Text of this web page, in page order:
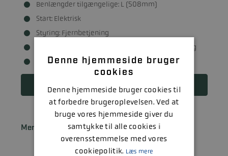
Benlængder tilgængelige: L (508mm)
Start: Elektrisk
Styring: Fjernbetjening
Brændstofsystem: Elektronisk benzinindsprøjtning
Trimindstillinger: Powertrim
Læs mere
Mercury S 40 ELPT / EXLPT SeaPro
Denne hjemmeside bruger
cookies
Denne hjemmeside bruger cookies til
at forbedre brugeroplevelsen. Ved at
bruge vores hjemmeside giver du
samtykke til alle cookies i
overensstemmelse med vores
cookiepolitik. Læs mere